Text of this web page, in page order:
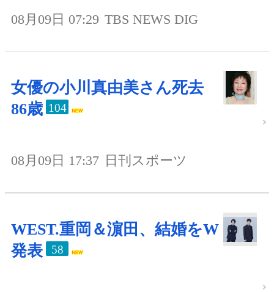
08月09日 07:29 TBS NEWS DIG
女優の小川真由美さん死去
86歳 104
08月09日 17:37 日刊スポーツ
WEST.重岡＆濵田、結婚をW
発表
58